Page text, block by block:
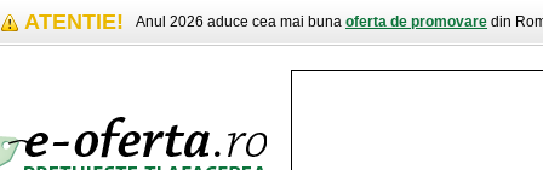
ATENTIE! Anul 2026 aduce cea mai buna oferta de promovare din